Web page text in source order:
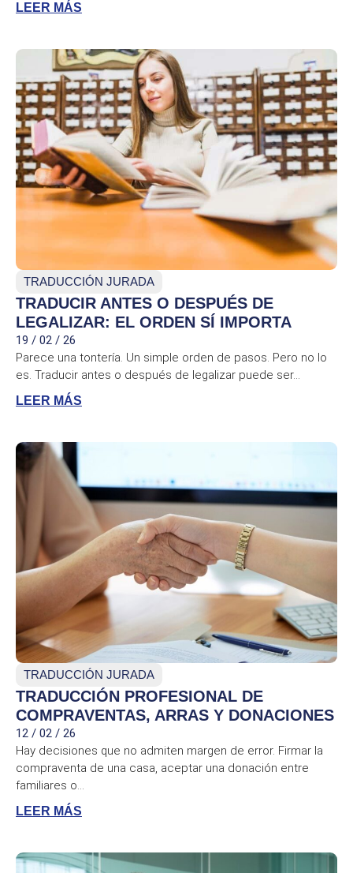
LEER MÁS
TRADUCCIÓN JURADA
TRADUCIR ANTES O DESPUÉS DE
LEGALIZAR: EL ORDEN SÍ IMPORTA
19 / 02 / 26
Parece una tontería. Un simple orden de pasos. Pero no lo
es. Traducir antes o después de legalizar puede ser...
LEER MÁS
TRADUCCIÓN JURADA
TRADUCCIÓN PROFESIONAL DE
COMPRAVENTAS, ARRAS Y DONACIONES
12 / 02 / 26
Hay decisiones que no admiten margen de error. Firmar la
compraventa de una casa, aceptar una donación entre
familiares o...
LEER MÁS